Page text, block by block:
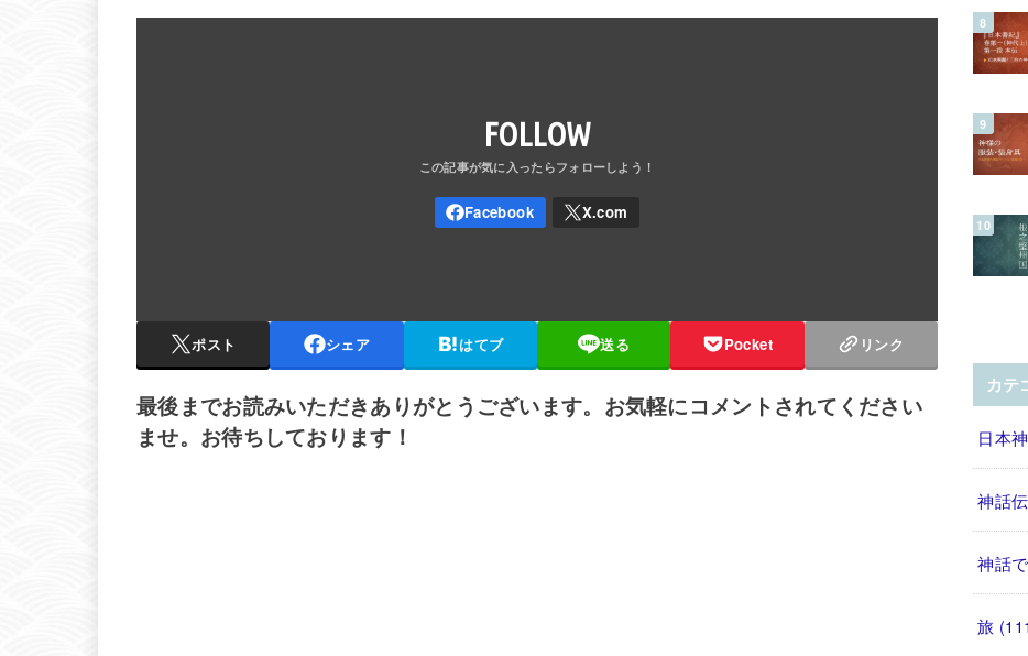
FOLLOW
ポスト シェア はてブ 送る Pocket リンク
最後までお読みいただきありがとうございます。お気軽にコメントされてください
ませ。お待ちしております！
カテ
日本
神話
神話
旅